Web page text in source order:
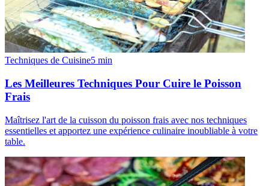
Techniques de Cuisine5 min
Les Meilleures Techniques Pour Cuire le Poisson
Frais
Maîtrisez l'art de la cuisson du poisson frais avec nos techniques
essentielles et apportez une expérience culinaire inoubliable à votre
table.